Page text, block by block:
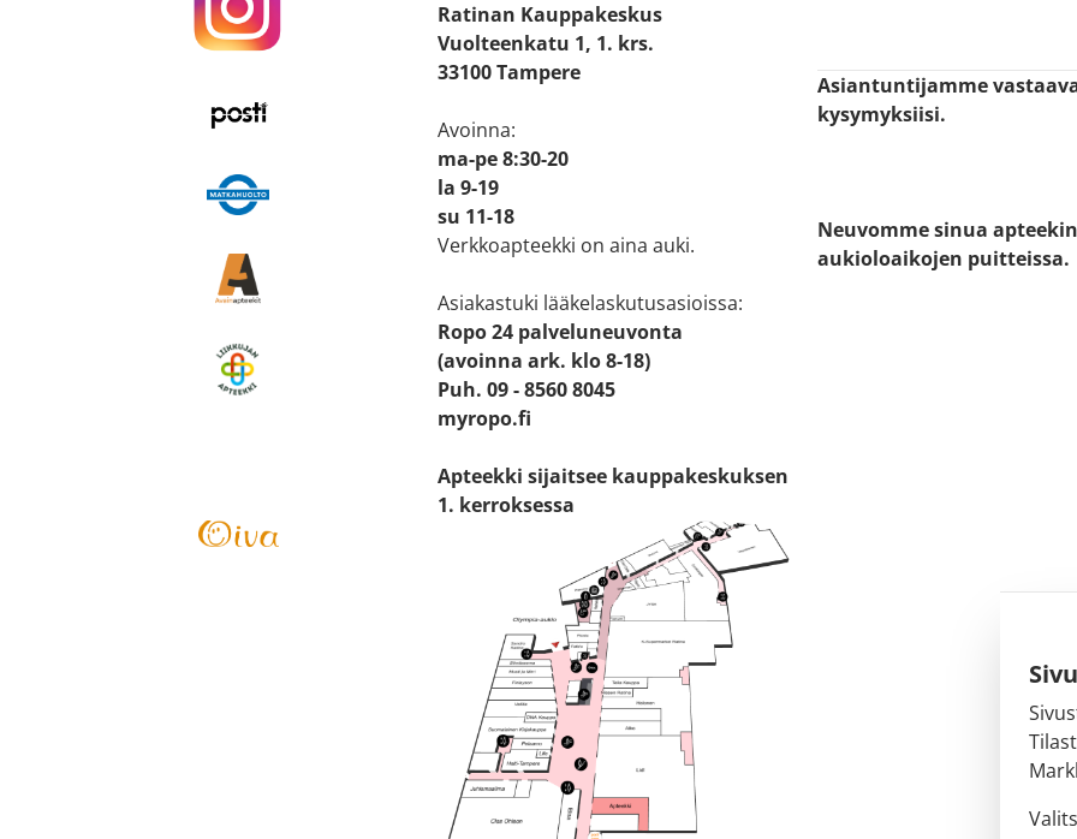
Ratinan Kauppakeskus
Vuolteenkatu 1, 1. krs.
33100 Tampere
Avoinna:
ma-pe 8:30-20
la 9-19
su 11-18
Verkkoapteekki on aina auki.
Asiakastuki lääkelaskutusasioissa:
Ropo 24 palveluneuvonta
(avoinna ark. klo 8-18)
Puh. 09 - 8560 8045
myropo.fi
Apteekki sijaitsee kauppakeskuksen
1. kerroksessa
Asiantuntijamme
kysymyksiisi.
Neuvomme sinua apteekin
aukioloaikojen puitteissa.